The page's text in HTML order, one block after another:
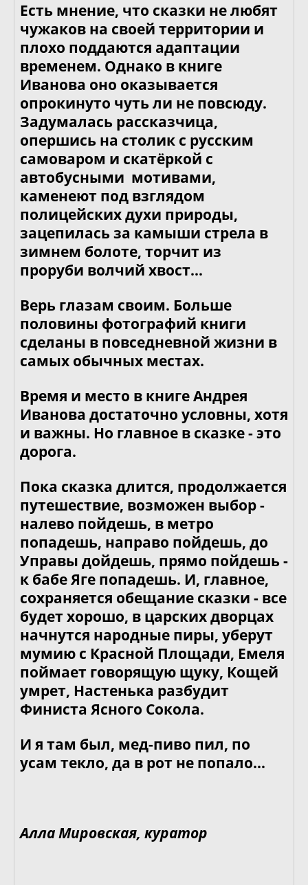
Есть мнение, что сказки не любят
чужаков на своей территории и
плохо поддаются адаптации
временем. Однако в книге
Иванова оно оказывается
опрокинуто чуть ли не повсюду.
Задумалась рассказчица,
опершись на столик с русским
самоваром и скатёркой с
автобусными мотивами,
каменеют под взглядом
полицейских духи природы,
зацепилась за камыши стрела в
зимнем болоте, торчит из
проруби волчий хвост…
Верь глазам своим. Больше
половины фотографий книги
сделаны в повседневной жизни в
самых обычных местах.
Время и место в книге Андрея
Иванова достаточно условны, хотя
и важны. Но главное в сказке - это
дорога.
Пока сказка длится, продолжается
путешествие, возможен выбор -
налево пойдешь, в метро
попадешь, направо пойдешь, до
Управы дойдешь, прямо пойдешь -
к бабе Яге попадешь. И, главное,
сохраняется обещание сказки - все
будет хорошо, в царских дворцах
начнутся народные пиры, уберут
мумию с Красной Площади, Емеля
поймает говорящую щуку, Кощей
умрет, Настенька разбудит
Финиста Ясного Сокола.
И я там был, мед-пиво пил, по
усам текло, да в рот не попало…
Алла Мировская, куратор